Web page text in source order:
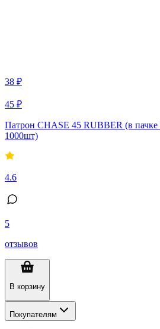
38 ₽
45 ₽
Патрон CHASE 45 RUBBER (в пачке
1000шт)
4.6
5
отзывов
В корзину
Покупателям